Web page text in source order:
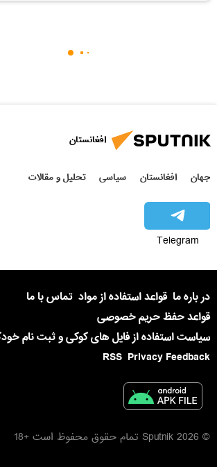
افغانستان
جهان افغانستان سیاسی تحلیل و مقالات
Telegram
در باره ما قواعد استفاده از مواد تماس با ما
قواعد حفظ حریم خصوصی
سیاست استفاده از فایل های کوکی و ثبت نام
Privacy Feedback
RSS
© 2026 Sputnik تمام حقوق محفوظ است +18